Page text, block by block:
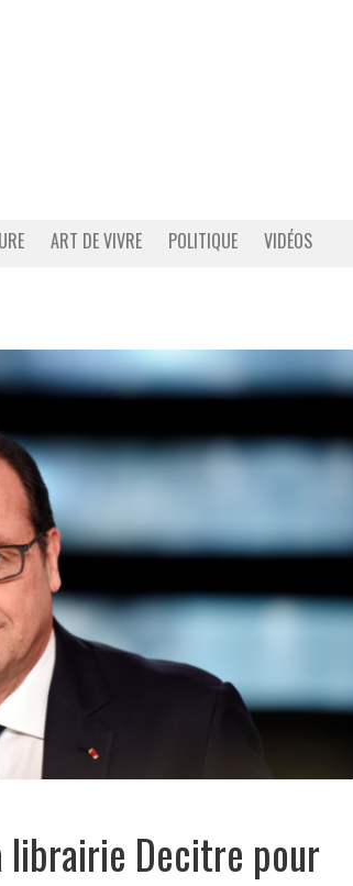
ART DE VIVRE POLITIQUE VIDÉOS
librairie Decitre pour